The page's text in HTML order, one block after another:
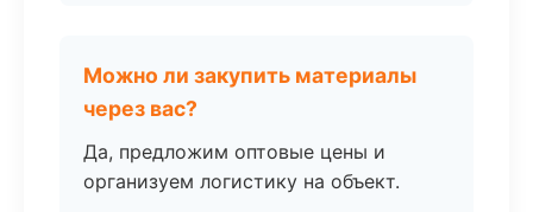
Можно ли закупить материалы
через вас?
Да, предложим оптовые цены и
организуем логистику на объект.